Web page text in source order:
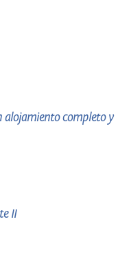
alojamiento completo y
II